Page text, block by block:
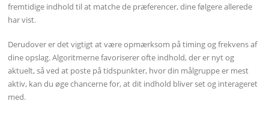
fremtidige indhold til at matche de præferencer, dine følgere allerede
har vist.
Derudover er det vigtigt at være opmærksom på timing og frekvens af
dine opslag. Algoritmerne favoriserer ofte indhold, der er nyt og
aktuelt, så ved at poste på tidspunkter, hvor din målgruppe er mest
aktiv, kan du øge chancerne for, at dit indhold bliver set og interageret
med.